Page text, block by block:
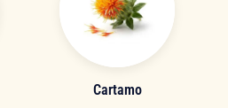
Cartamo